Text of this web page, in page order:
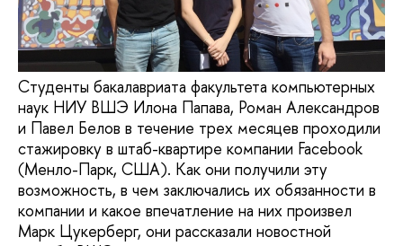
Cтуденты бакалавриата факультета компьютерных
наук НИУ ВШЭ Илона Папава, Роман Александров
и Павел Белов в течение трех месяцев проходили
стажировку в штаб-квартире компании Facebook
(Менло-Парк, США). Как они получили эту
возможность, в чем заключались их обязанности в
компании и какое впечатление на них произвел
Марк Цукерберг, они рассказали новостной